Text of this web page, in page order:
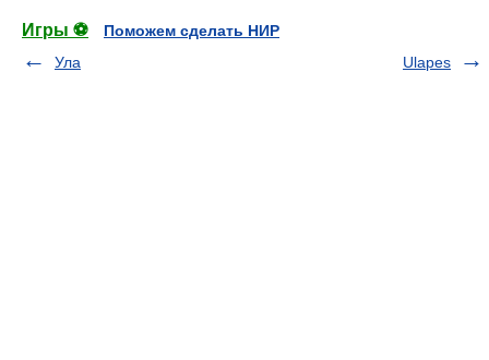
Игры ⚽
Поможем сделать НИР
Ула
Ulapes